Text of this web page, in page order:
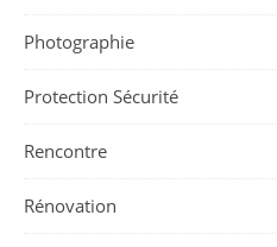
Photographie
Protection Sécurité
Rencontre
Rénovation